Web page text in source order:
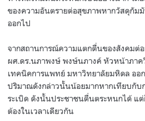
ของความอันตรายต่อสุขภาพหากวัสดุกัม
ออกไป
จากสถานการณ์ความแตกตื่นของสังคมต่
ผศ.ดร.นภาพงษ์ พงษ์นภางค์ หัวหน้าภาค
เทคนิคการแพทย์ มหาวิทยาลัยมหิดล ออ
ปริมาณดังกล่าวนั้นน้อยมากหากเทียบกับ
ระเบิด ดังนั้นประชาชนตื่นตระหนกได้ แ
ต้องในเวลาเดียวกัน